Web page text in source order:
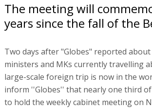
The meeting will
years since the fall of the
Two days after "Globes" reported
ministers and MKs currently travelling
large-scale foreign trip is now in the
inform ''Globes'' that nearly one third
to hold the weekly cabinet meeting on